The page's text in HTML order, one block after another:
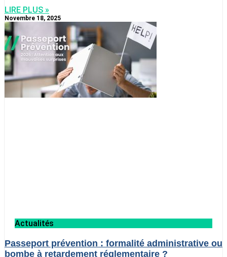
LIRE PLUS »
Novembre 18, 2025
Actualités
Passeport prévention : formalité administrative ou
bombe à retardement réglementaire ?